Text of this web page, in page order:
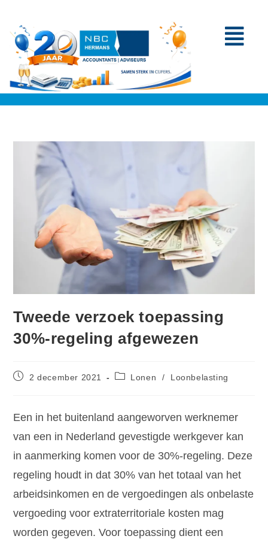
Tweede verzoek toepassing
30%-regeling afgewezen
2 december 2021 Lonen / Loonbelasting
Een in het buitenland aangeworven werknemer
van een in Nederland gevestigde werkgever kan
in aanmerking komen voor de 30%-regeling. Deze
regeling houdt in dat 30% van het totaal van het
arbeidsinkomen en de vergoedingen als onbelaste
vergoeding voor extraterritoriale kosten mag
worden gegeven. Voor toepassing dient een